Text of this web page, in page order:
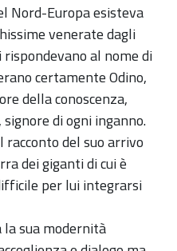
Nord-Europa esisteva
venerate dagli
al nome di
certamente Odino,
della conoscenza,
di ogni inganno.
racconto del suo arrivo
dei giganti di cui è
per lui integrarsi
sua modernità